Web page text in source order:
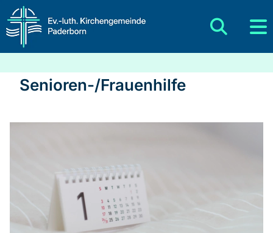
Senioren-/Frauenhilfe